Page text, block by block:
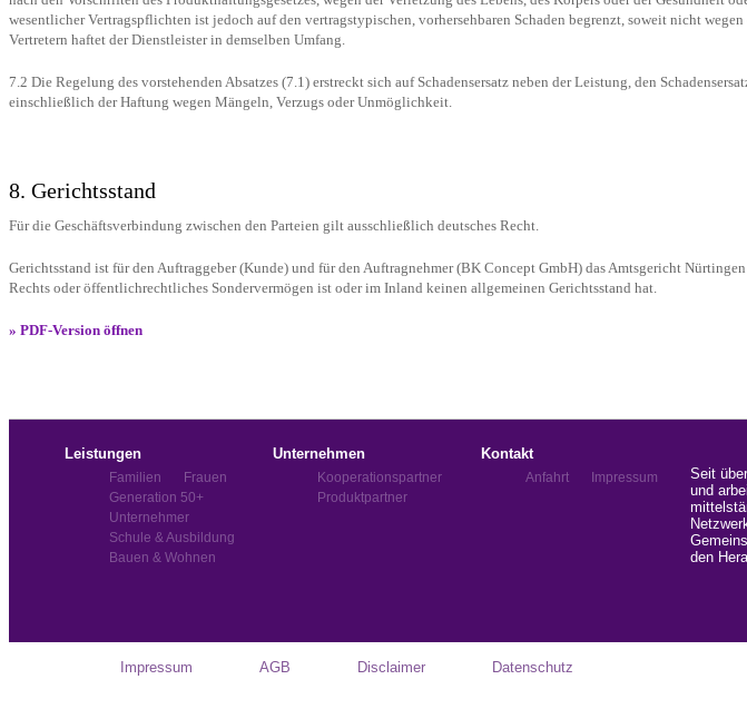
wesentlicher Vertragspflichten ist jedoch auf den vertragstypischen, vorhersehbaren Schaden begrenzt, soweit nicht
Vertretern haftet der Dienstleister in demselben Umfang.
7.2 Die Regelung des vorstehenden Absatzes (7.1) erstreckt sich auf Schadensersatz neben der Leistung, den
einschließlich der Haftung wegen Mängeln, Verzugs oder Unmöglichkeit.
8. Gerichtsstand
Für die Geschäftsverbindung zwischen den Parteien gilt ausschließlich deutsches Recht.
Gerichtsstand ist für den Auftraggeber (Kunde) und für den Auftragnehmer (BK Concept GmbH) das Amtsgericht
Rechts oder öffentlichrechtliches Sondervermögen ist oder im Inland keinen allgemeinen Gerichtsstand hat.
» PDF-Version öffnen
Leistungen
Familien
Frauen
Generation 50+
Unternehmer
Schule & Ausbildung
Bauen & Wohnen
Unternehmen
Kooperationspartner
Produktpartner
Kontakt
Anfahrt Impressum
Seit
und
den
Impressum AGB Disclaimer Datenschutz